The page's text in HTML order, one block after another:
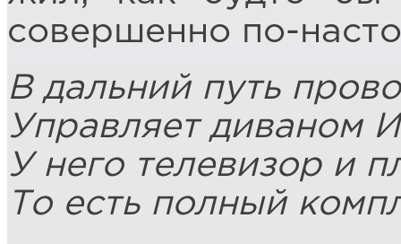
совершенно по-
В дальний путь
Управляет диваном
У него телевизор и
То есть полный